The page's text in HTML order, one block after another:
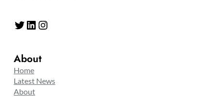
Twitter LinkedIn Instagram
About
Home
Latest News
About